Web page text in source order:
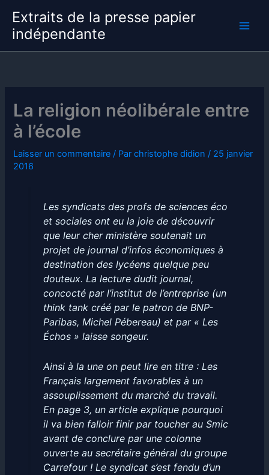
contenu
Extraits de la presse papier
indépendante
La religion néolibérale entre
à l’école
Laisser un commentaire / Parchristophe didion / 25 janvier
2016
Les syndicats des profs de sciences éco
et sociales ont eu la joie de découvrir
que leur cher ministère soutenait un
projet de journal d’infos économiques à
destination des lycéens quelque peu
douteux. La lecture dudit journal,
concocté par l’institut de l’entreprise (un
think tank créé par le patron de BNP-
Paribas, Michel Pébereau) et par « Les
Échos » laisse songeur.
Ainsi à la une on peut lire en titre : Les
Français largement favorables à un
assouplissement du marché du travail.
En page 3, un article explique pourquoi
il va bien falloir finir par toucher au Smic
avant de conclure par une colonne
ouverte au secrétaire général du groupe
Carrefour ! Le syndicat s’est fendu d’un